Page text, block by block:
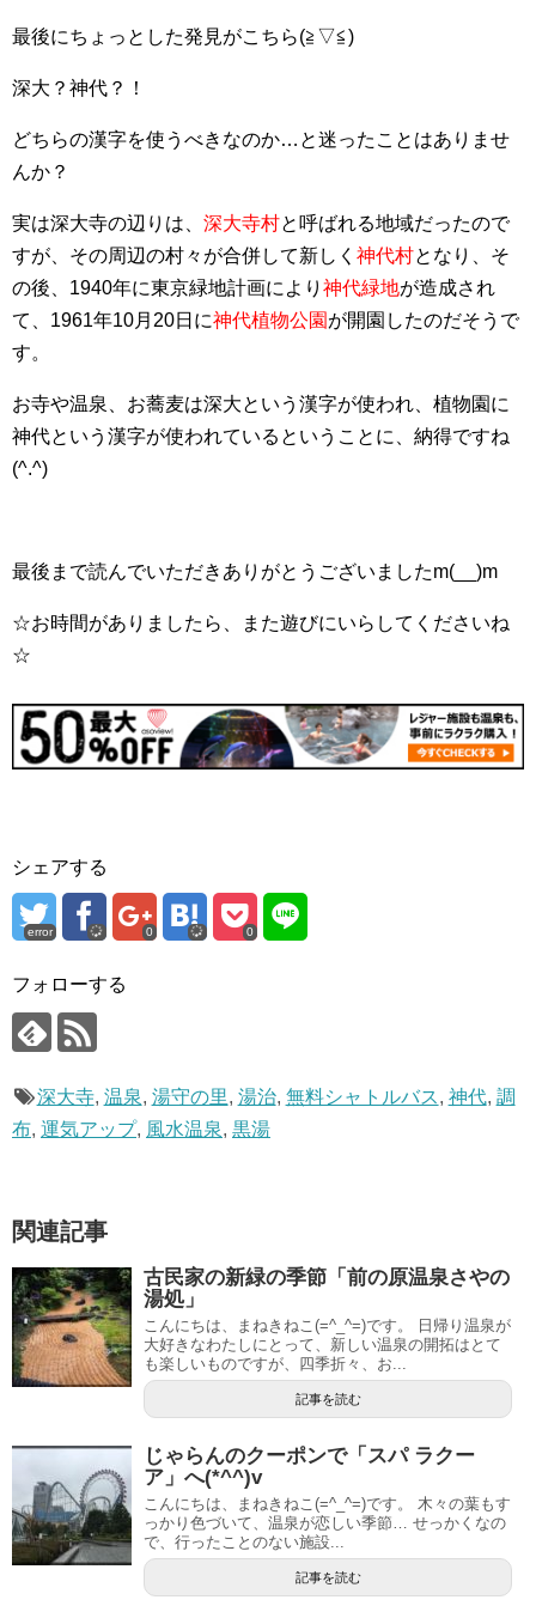
最後にちょっとした発見がこちら(≧▽≦)
深大？神代？！
どちらの漢字を使うべきなのか…と迷ったことはありませ
んか？
実は深大寺の辺りは、 深大寺村と呼ばれる地域だったので
すが、その周辺の村々が合併して新しく 神代村となり、そ
の後、1940年に東京緑地計画により 神代緑地が造成され
て、1961年10月20日に神代植物公園 が開園したのだそうで
す。
お寺や温泉、お蕎麦は深大という漢字が使われ、植物園に
神代という漢字が使われているということに、納得ですね
(^.^)
最後まで読んでいただきありがとうございましたm(__)m
☆お時間がありましたら、また遊びにいらしてくださいね
☆
シェアする
error 0 0
フォローする
深大寺, 温泉, 湯守の里, 湯治, 無料シャトルバス, 神代, 調
布, 運気アップ, 風水温泉, 黒湯
関連記事
古民家の新緑の季節「前の原温泉さやの
湯処」
こんにちは、まねきねこ(=^_^=)です。 日帰り温泉が
大好きなわたしにとって、新しい温泉の開拓はとて
も楽しいものですが、四季折々、お...
記事を読む
じゃらんのクーポンで「スパ ラクー
ア」へ(*^^)v
こんにちは、まねきねこ(=^_^=)です。 木々の葉もす
っかり色づいて、温泉が恋しい季節… せっかくなの
で、行ったことのない施設...
記事を読む